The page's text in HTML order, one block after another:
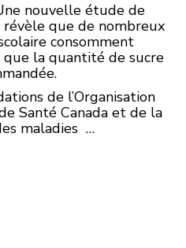
nouvelle étude de
révèle que de nombreux
consomment
la quantité de sucre
de l’Organisation
Santé Canada et de la
maladies …